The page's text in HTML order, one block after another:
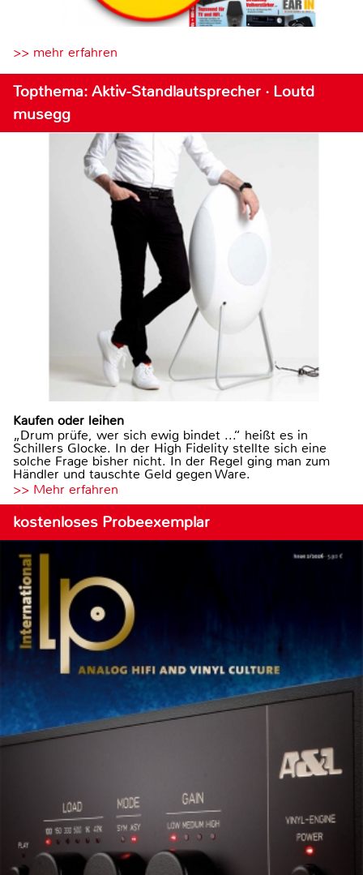
>> mehr erfahren
Topthema: Aktiv-Standlautsprecher · Loutd
musegg
Kaufen oder leihen
„Drum prüfe, wer sich ewig bindet ...“ heißt es in
Schillers Glocke. In der High Fidelity stellte sich eine
solche Frage bisher nicht. In der Regel ging man zum
Händler und tauschte Geld gegen Ware.
>> Mehr erfahren
kostenloses Probeexemplar